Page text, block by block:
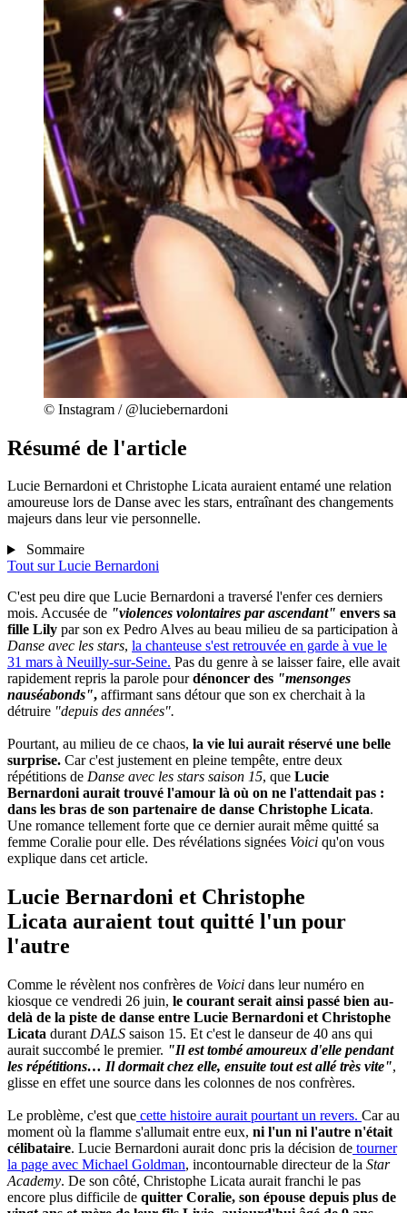
© Instagram / @luciebernardoni
Résumé de l'article
Lucie Bernardoni et Christophe Licata auraient entamé une relation
amoureuse lors de Danse avec les stars, entraînant des changements
majeurs dans leur vie personnelle.
Sommaire
Tout surLucie Bernardoni
C'est peu dire que Lucie Bernardoni a traversé l'enfer ces derniers
mois. Accusée de "violences volontaires par ascendant" envers sa
fille Lily par son ex Pedro Alves au beau milieu de sa participation à
Danse avec les stars, la chanteuse s'est retrouvée en garde à vue le
31 mars à Neuilly-sur-Seine. Pas du genre à se laisser faire, elle avait
rapidement repris la parole pourdénoncer des "mensonges
nauséabonds", affirmant sans détour que son ex cherchait à la
détruire "depuis des années".
Pourtant, au milieu de ce chaos, la vie lui aurait réservé une belle
surprise. Car c'est justement en pleine tempête, entre deux
répétitions de Danse avec les stars saison 15, que Lucie
Bernardoni aurait trouvé l'amour là où on ne l'attendait pas :
dans les bras de son partenaire de danse Christophe Licata.
Une romance tellement forte que ce dernier aurait même quitté sa
femme Coralie pour elle. Des révélations signées Voici qu'on vous
explique dans cet article.
Lucie Bernardoni et Christophe
Licata auraient tout quitté l'un pour
l'autre
Comme le révèlent nos confrères de Voici dans leur numéro en
kiosque ce vendredi 26 juin, le courant serait ainsi passé bien au-
delà de la piste de danse entre Lucie Bernardoni et Christophe
Licata durant DALS saison 15. Et c'est le danseur de 40 ans qui
aurait succombé le premier. "Il est tombé amoureux d'elle pendant
les répétitions… Il dormait chez elle, ensuite tout est allé très vite",
glisse en effet une source dans les colonnes de nos confrères.
Le problème, c'est que cette histoire aurait pourtant un revers. Car au
moment où la flamme s'allumait entre eux, ni l'un ni l'autre n'était
célibataire. Lucie Bernardoni aurait donc pris la décision de tourner
la page avec Michael Goldman, incontournable directeur de la Star
Academy. De son côté, Christophe Licata aurait franchi le pas
encore plus difficile de quitter Coralie, son épouse depuis plus de